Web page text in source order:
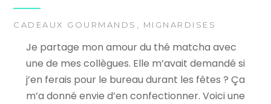
CADEAUX GOURMANDS MIGNARDISES
Je partage mon amour du thé matcha avec
une de mes collègues. Elle m’avait demandé si
j’en ferais pour le bureau durant les fêtes ? Ça
m’a donné envie d’en confectionner. Voici une